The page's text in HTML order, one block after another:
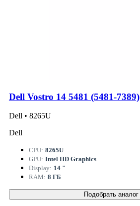
Dell Vostro 14 5481 (5481-7389)
Dell • 8265U
Dell
CPU: 8265U
GPU: Intel HD Graphics
Display: 14 "
RAM: 8 ГБ
Подобрать аналог